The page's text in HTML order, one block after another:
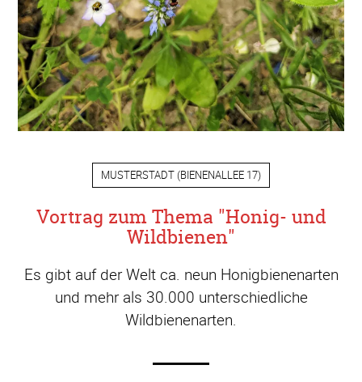
MUSTERSTADT (BIENENALLEE 17)
Vortrag zum Thema "Honig- und
Wildbienen"
Es gibt auf der Welt ca. neun Honigbienenarten
und mehr als 30.000 unterschiedliche
Wildbienenarten.